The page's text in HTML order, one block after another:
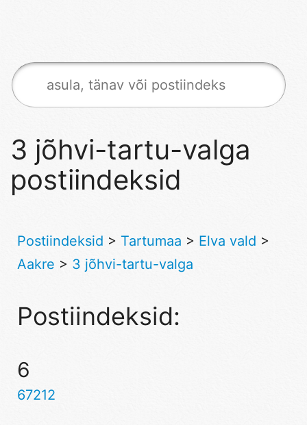
3 jõhvi-tartu-valga
postiindeksid
Postiindeksid > Tartumaa > Elva vald >
Aakre > 3 jõhvi-tartu-valga
Postiindeksid:
6
67212